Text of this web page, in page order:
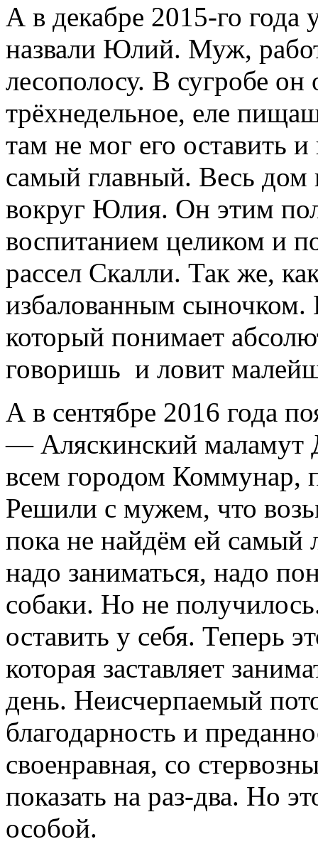
А в декабре 2015-го года
назвали Юлий. Муж,
лесополосу. В сугробе
трёхнедельное, еле
там не мог его оставить
самый главный. Весь дом
вокруг Юлия. Он этим
воспитанием целиком и
рассел Скалли. Так же,
избалованным сыночком.
который понимает
говоришь и ловит
А в сентябре 2016 года
— Аляскинский маламут
всем городом Коммунар,
Решили с мужем, что
пока не найдём ей
надо заниматься, надо
собаки. Но не
оставить у себя. Теперь
которая заставляет
день. Неисчерпаемый
благодарность и
своенравная, со
показать на раз-два. Но
особой.